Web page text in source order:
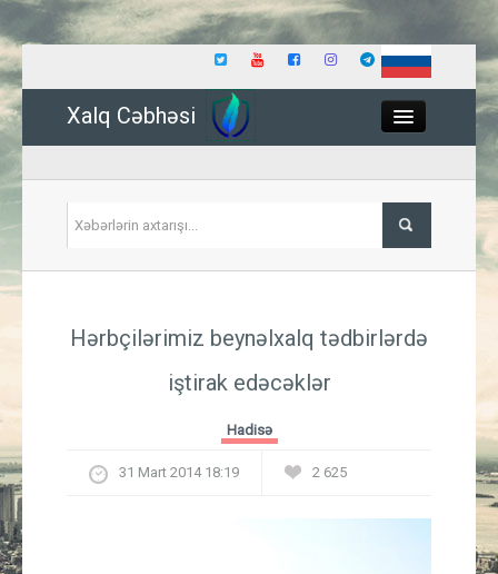
Xalq Cəbhəsi
İqtisadiyyat
Güney Azərbaycan
Hərbçilərimiz beynəlxalq tədbirlərdə
iştirak edəcəklər
Hadisə
31 Mart 2014 18:19 2 625